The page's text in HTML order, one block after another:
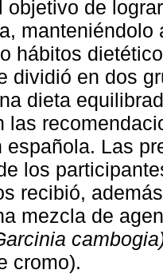
objetivo de
hábitos
dividió en dos
dieta
las
española. Las
los
recibió,
mezcla de
cromo).